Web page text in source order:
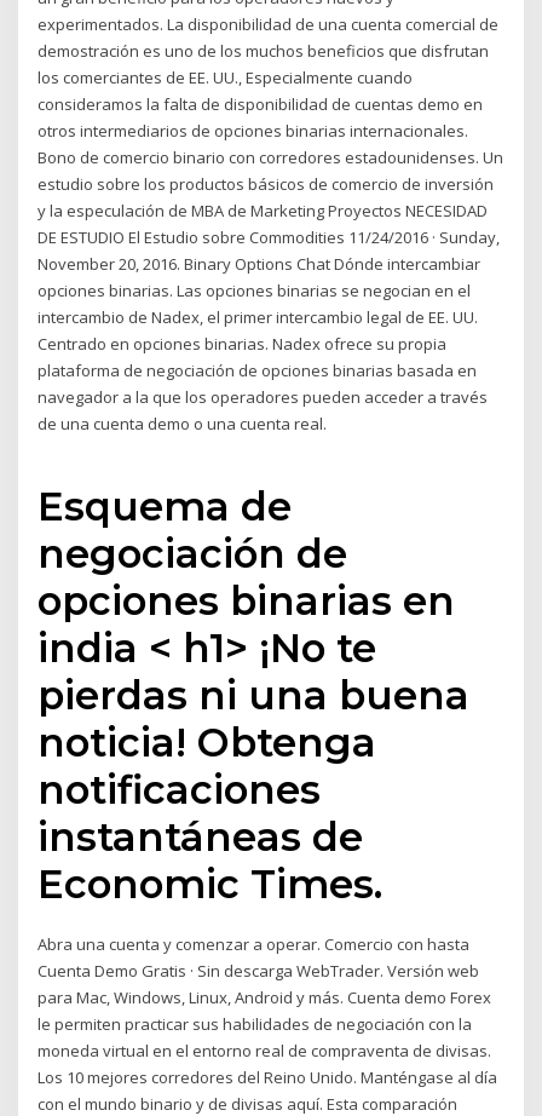
experimentados. La disponibilidad de una cuenta comercial de
demostración es uno de los muchos beneficios que disfrutan
los comerciantes de EE. UU., Especialmente cuando
consideramos la falta de disponibilidad de cuentas demo en
otros intermediarios de opciones binarias internacionales.
Bono de comercio binario con corredores estadounidenses. Un
estudio sobre los productos básicos de comercio de inversión
y la especulación de MBA de Marketing Proyectos NECESIDAD
DE ESTUDIO El Estudio sobre Commodities 11/24/2016 · Sunday,
November 20, 2016. Binary Options Chat Dónde intercambiar
opciones binarias. Las opciones binarias se negocian en el
intercambio de Nadex, el primer intercambio legal de EE. UU.
Centrado en opciones binarias. Nadex ofrece su propia
plataforma de negociación de opciones binarias basada en
navegador a la que los operadores pueden acceder a través
de una cuenta demo o una cuenta real.
Esquema de
negociación de
opciones binarias en
india < h1> ¡No te
pierdas ni una buena
noticia! Obtenga
notificaciones
instantáneas de
Economic Times.
Abra una cuenta y comenzar a operar. Comercio con hasta
Cuenta Demo Gratis · Sin descarga WebTrader. Versión web
para Mac, Windows, Linux, Android y más. Cuenta demo Forex
le permiten practicar sus habilidades de negociación con la
moneda virtual en el entorno real de compraventa de divisas.
Los 10 mejores corredores del Reino Unido. Manténgase al día
con el mundo binario y de divisas aquí. Esta comparación